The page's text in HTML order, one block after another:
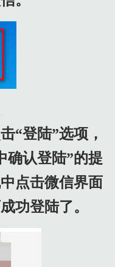
“登陆”选项，
确认登陆”的提
点击微信界面
功登陆了。